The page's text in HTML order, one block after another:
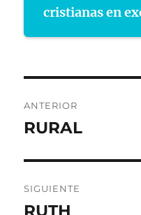
cristianas en
de
ANTERIOR
Entrada
RURAL
SIGUIENTE
Entrada
RUTH